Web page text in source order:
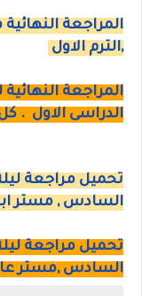
المراجعة
,الترم الاول
المراجعة
الدراسى الاول .
تحميل مراجعة
السادس , مستر
تحميل مراجعة
السادس ,مستر